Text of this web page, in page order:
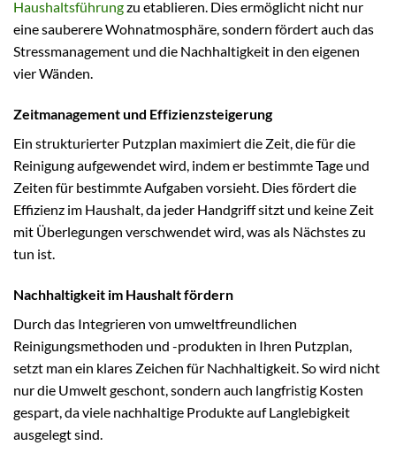
Haushaltsführungzu etablieren. Dies ermöglicht nicht nur
eine sauberere Wohnatmosphäre, sondern fördert auch das
Stressmanagement und die Nachhaltigkeit in den eigenen
vier Wänden.
Zeitmanagement und Effizienzsteigerung
Ein strukturierter Putzplan maximiert die Zeit, die für die
Reinigung aufgewendet wird, indem er bestimmte Tage und
Zeiten für bestimmte Aufgaben vorsieht. Dies fördert die
Effizienz im Haushalt, da jeder Handgriff sitzt und keine Zeit
mit Überlegungen verschwendet wird, was als Nächstes zu
tun ist.
Nachhaltigkeit im Haushalt fördern
Durch das Integrieren von umweltfreundlichen
Reinigungsmethoden und -produkten in Ihren Putzplan,
setzt man ein klares Zeichen für Nachhaltigkeit. So wird nicht
nur die Umwelt geschont, sondern auch langfristig Kosten
gespart, da viele nachhaltige Produkte auf Langlebigkeit
ausgelegt sind.